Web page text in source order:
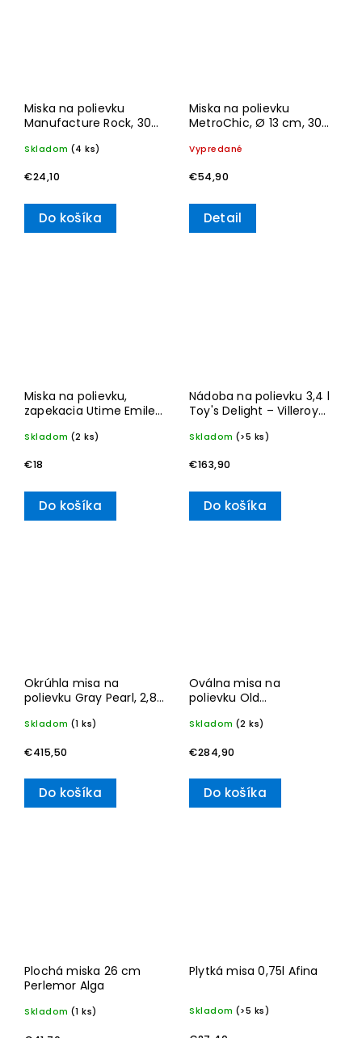
Miska na polievku
Manufacture Rock, 300
Skladom (4 ks)
€24,10
Do košíka
Miska na polievku
MetroChic, Ø 13 cm, 300
Vypredané
€54,90
Detail
Miska na polievku,
zapekacia Utime Emile
550 ml
Skladom (2 ks)
€18
Do košíka
Nádoba na polievku 3,4 l
Toy's Delight – Villeroy
Skladom (>5 ks)
€163,90
Do košíka
Okrúhla misa na
polievku Gray Pearl, 2,8l
Skladom (1 ks)
€415,50
Do košíka
Oválna misa na
polievku Old
Villeroy & Boch
Skladom (2 ks)
€284,90
Do košíka
Plochá miska 26 cm
Perlemor Alga
Skladom (1 ks)
Plytká misa 0,75l Afina
Skladom (>5 ks)